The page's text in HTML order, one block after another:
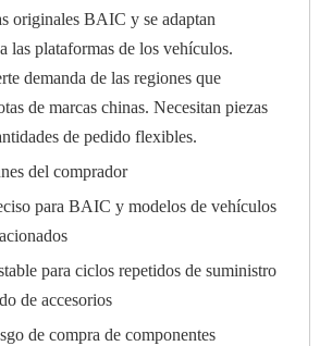
originales BAIC y se adaptan
las plataformas de los vehículos.
demanda de las regiones que
de marcas chinas. Necesitan piezas
de pedido flexibles.
del comprador
para BAIC y modelos de vehículos
para ciclos repetidos de suministro
de accesorios
de compra de componentes